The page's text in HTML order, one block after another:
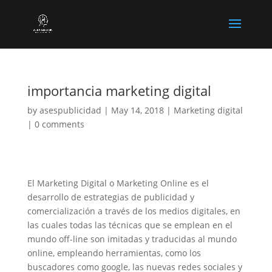
importancia marketing digital
by asespublicidad | May 14, 2018| Marketing digital
| 0 comments
El Marketing Digital o Marketing Online es el
desarrollo de estrategias de publicidad y
comercialización a través de los medios digitales, en
las cuales todas las técnicas que se emplean en el
mundo off-line son imitadas y traducidas al mundo
online, empleando herramientas, como los
buscadores como google, las nuevas redes sociales y